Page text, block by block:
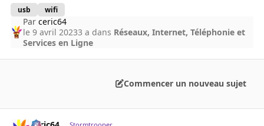
usb wifi
Parceric64
le 9 avril 20233 a dans Réseaux, Internet, Téléphonie et
Services en Ligne
Commencer un nouveau sujet